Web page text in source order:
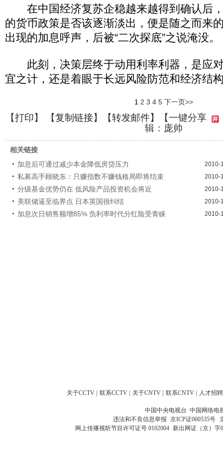
在中国经济复苏企稳越来越得到确认后
的货币政策是否该逐渐淡出，便是随之而来
出现的加息呼声，后被“二次探底”之说淹没。
此刻，决策层终于动用利率利器，是应
宜之计，还是着眼于长远风险防范和经济结
1 2 3 4 5 下一页>>
【打印】 【复制链接】【转发邮件】
【一键分享
辑：庞帅
相关链接
加息后可通过减少本金降低房贷压力
2010-
私募高手顾晓东：只赚指数不赚钱格局即将结束 2010-
分级基金优势仍在 低风险产品投资机会将近 2010-
美联储逼至临界点 日本英国很纠结 2010-
加息次日销售额增85% 负利率时代分红险受青睐 2010-
关于CCTV 联系CCTV 关于CNTV 联系CNTV 人才招聘
中国中央电视台 中国网络电
违法和不良信息举报 京ICP证060535号
网上传播视听节目许可证号 0102004 新出网证（京）